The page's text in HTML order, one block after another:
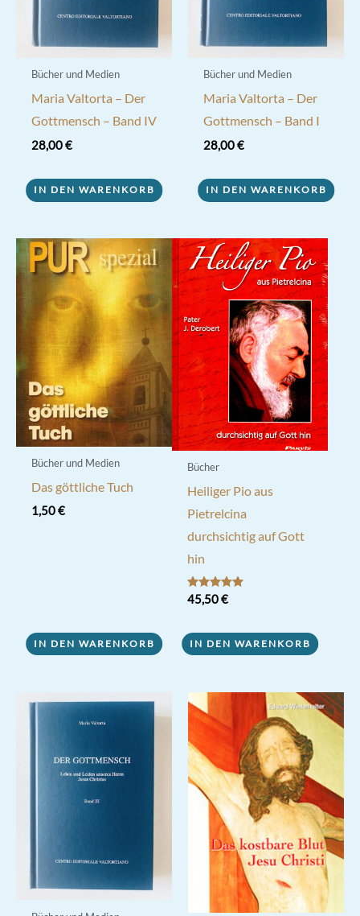
Bücher und Medien
Maria Valtorta – Der
Gottmensch – Band IV
28,00€
IN DEN WARENKORB
Bücher und Medien
Maria Valtorta – Der
Gottmensch – Band I
28,00€
IN DEN WARENKORB
Bücher und Medien
Das göttliche Tuch
1,50€
IN DEN WARENKORB
Bücher
Heiliger Pio aus
Pietrelcina
durchsichtig auf Gott
hin
Bewertet mit
5.00
45,50€
IN DEN WARENKORB